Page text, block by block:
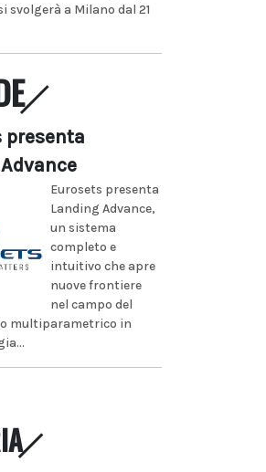
svolgerà a Milano dal 21
presenta
Eurosets presenta
Landing Advance,
un sistema
completo e
intuitivo che apre
nuove frontiere
nel campo del
multiparametrico in